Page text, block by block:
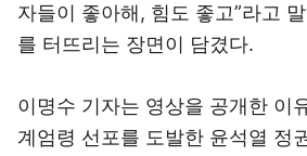
자들이 좋아해, 힘도 좋고”라고
를 터뜨리는 장면이 담겼다.
이명수 기자는 영상을 공개한 이
계엄령 선포를 도발한 윤석열 정